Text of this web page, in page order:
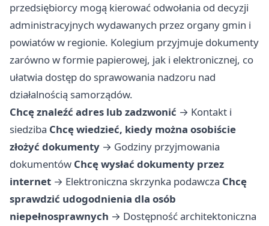
przedsiębiorcy mogą kierować odwołania od decyzji
administracyjnych wydawanych przez organy gmin i
powiatów w regionie. Kolegium przyjmuje dokumenty
zarówno w formie papierowej, jak i elektronicznej, co
ułatwia dostęp do sprawowania nadzoru nad
działalnością samorządów.
Chcę znaleźć adres lub zadzwonić → Kontakt i
siedziba Chcę wiedzieć, kiedy można osobiście
złożyć dokumenty → Godziny przyjmowania
dokumentów Chcę wysłać dokumenty przez
internet → Elektroniczna skrzynka podawcza Chcę
sprawdzić udogodnienia dla osób
niepełnosprawnych → Dostępność architektoniczna